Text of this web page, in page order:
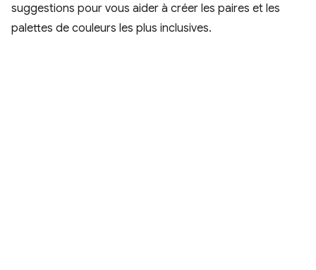
suggestions pour vous aider à créer les paires et les
palettes de couleurs les plus inclusives.